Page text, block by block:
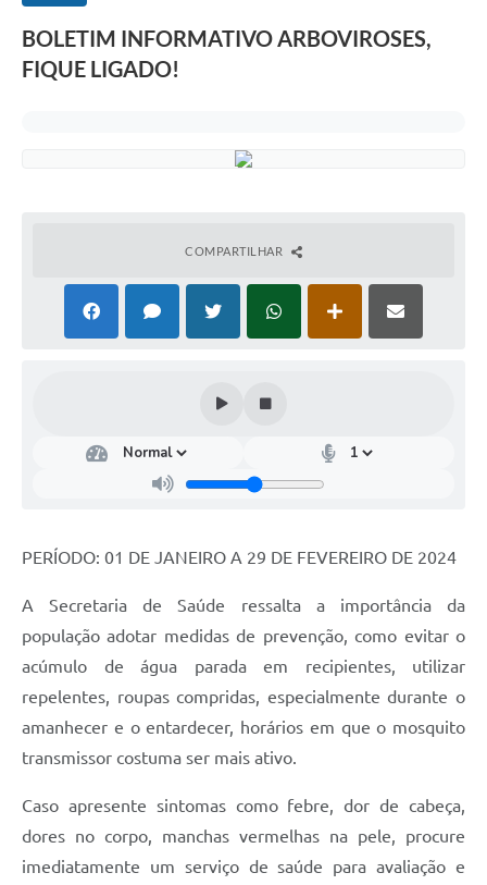
BOLETIM INFORMATIVO ARBOVIROSES,
FIQUE LIGADO!
COMPARTILHAR
PERÍODO: 01 DE JANEIRO A 29 DE FEVEREIRO DE 2024
A Secretaria de Saúde ressalta a importância da
população adotar medidas de prevenção, como evitar o
acúmulo de água parada em recipientes, utilizar
repelentes, roupas compridas, especialmente durante o
amanhecer e o entardecer, horários em que o mosquito
transmissor costuma ser mais ativo.
Caso apresente sintomas como febre, dor de cabeça,
dores no corpo, manchas vermelhas na pele, procure
imediatamente um serviço de saúde para avaliação e